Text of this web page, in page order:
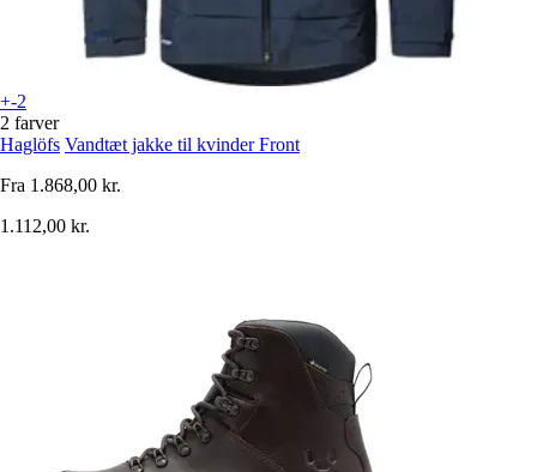
+-2
2 farver
Haglöfs Vandtæt jakke til kvinder Front
Fra 1.868,00 kr.
1.112,00 kr.